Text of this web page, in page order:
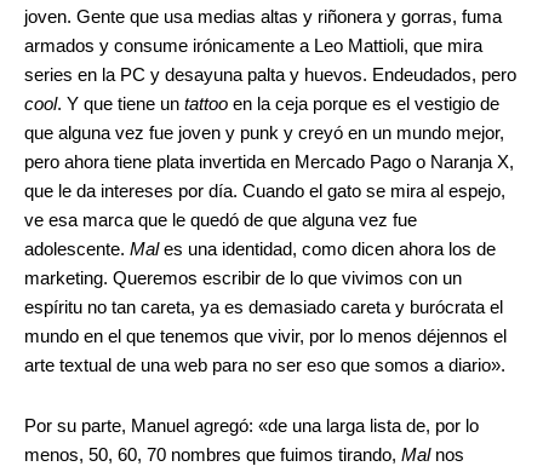
joven. Gente que usa medias altas y riñonera y gorras, fuma
armados y consume irónicamente a Leo Mattioli, que mira
series en la PC y desayuna palta y huevos. Endeudados, pero
cool. Y que tiene un tattoo en la ceja porque es el vestigio de
que alguna vez fue joven y punk y creyó en un mundo mejor,
pero ahora tiene plata invertida en Mercado Pago o Naranja X,
que le da intereses por día. Cuando el gato se mira al espejo,
ve esa marca que le quedó de que alguna vez fue
adolescente. Males una identidad, como dicen ahora los de
marketing. Queremos escribir de lo que vivimos con un
espíritu no tan careta, ya es demasiado careta y burócrata el
mundo en el que tenemos que vivir, por lo menos déjennos el
arte textual de una web para no ser eso que somos a diario».
Por su parte, Manuel agregó: «de una larga lista de, por lo
menos, 50, 60, 70 nombres que fuimos tirando, Malnos